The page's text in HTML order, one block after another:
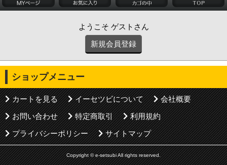
ようこそ ゲストさん
新規会員登録
ショップメニュー
カートを見る イーセツビについて
会社概要
お問い合わせ
特定商取引
利用規約
プライバシーポリシー
サイトマップ
Copyright © e-setsubi All rights reserved.